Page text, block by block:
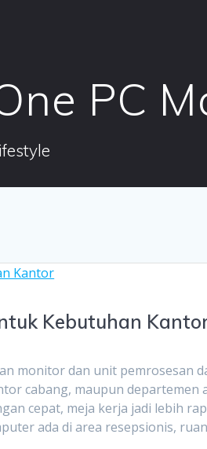
PC
Kebutuhan
monitor dan unit pemrosesan
cabang, maupun departemen
cepat, meja kerja jadi lebih
ada di area resepsionis,